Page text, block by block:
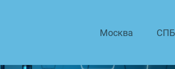
Москва СПБ